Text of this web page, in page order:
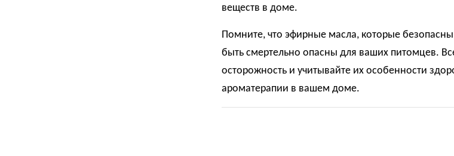
веществ в доме.
Помните, что эфирные масла, которые безопасны
быть смертельно опасны для ваших питомцев.
осторожность и учитывайте их особенности
ароматерапии в вашем доме.